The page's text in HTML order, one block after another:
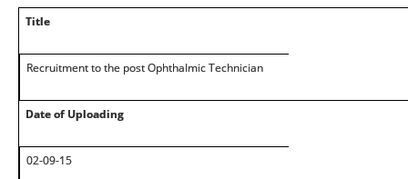
Title
Recruitment to the post Ophthalmic Technician
Date of Uploading
02-09-15